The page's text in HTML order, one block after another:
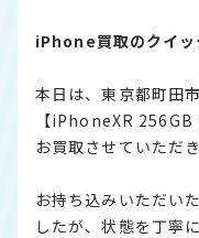
iPhone買取のクイ
本日は、東京都町田
【iPhoneXR 256GB
お買取させていただ
お持ち込みいただい
したが、状態を丁寧